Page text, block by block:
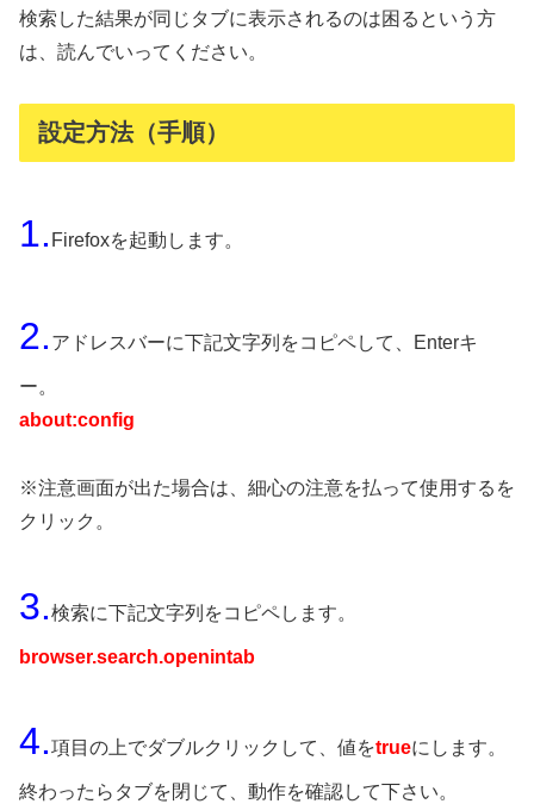
検索した結果が同じタブに表示されるのは困るという方
は、読んでいってください。
設定方法（手順）
1. Firefoxを起動します。
2. アドレスバーに下記文字列をコピペして、Enterキ
ー。
about:config
※注意画面が出た場合は、細心の注意を払って使用するを
クリック。
3.検索に下記文字列をコピペします。
browser.search.openintab
4.項目の上でダブルクリックして、値をtrueにします。
終わったらタブを閉じて、動作を確認して下さい。